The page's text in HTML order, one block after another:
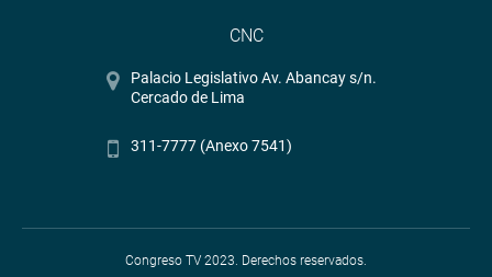
CNC
Palacio Legislativo Av. Abancay s/n.
Cercado de Lima
311-7777 (Anexo 7541)
Congreso TV 2023. Derechos reservados.